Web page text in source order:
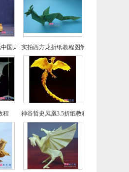
国龙组合纸艺制作教程
实拍西方龙折纸教程图解-飞龙折纸
程 神谷哲史凤凰3.5折纸教程-高级教程